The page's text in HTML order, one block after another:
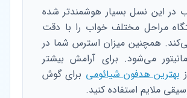
در این نسل بسیار هوشمندتر شده
مراحل مختلف خواب را با دقت
همچنین میزان استرس شما در
می‌شود. برای آرامش بیشتر
بهترین هدفون شیائومی برای گوش
ملایم استفاده کنید.